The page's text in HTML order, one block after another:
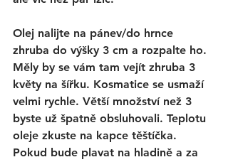
Olej nalijte na pánev/do hrnce
zhruba do výšky 3 cm a rozpalte ho.
Měly by se vám tam vejít zhruba 3
květy na šířku. Kosmatice se usmaží
velmi rychle. Větší množství než 3
byste už špatně obsluhovali. Teplotu
oleje zkuste na kapce těštíčka.
Pokud bude plavat na hladině a za